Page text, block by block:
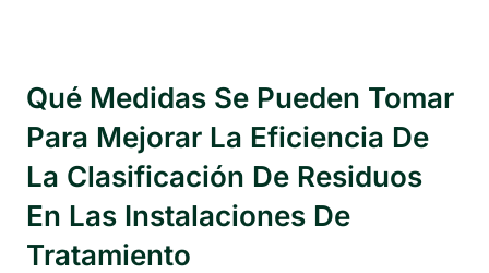
Qué Medidas Se Pueden Tomar
Para Mejorar La Eficiencia De
La Clasificación De Residuos
En Las Instalaciones De
Tratamiento